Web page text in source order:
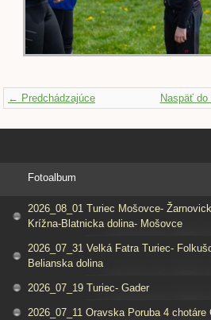
← Predchádzajúce Naspäť
Fotoalbum
2026_08_01 Turiec Mošovce-
Krížna-Blatnicka dolina- Mošovce
2026_07_31 Velká Fatra Turiec-
Belianska dolina
2026_07_19 Turiec- Gader
2026_07_11 Oravska Poruba 4 chotáre